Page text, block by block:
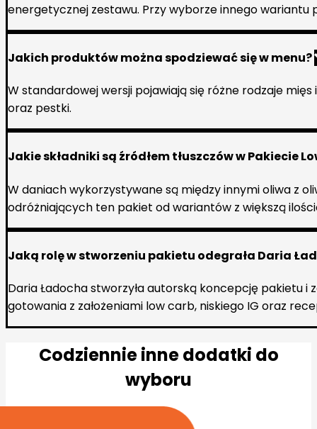
energetycznej zestawu. Przy wyborze innego wariantu
Jakich produktów można spodziewać się w menu?
W standardowej wersji pojawiają się różne rodzaje
oraz pestki.
Jakie składniki są źródłem tłuszczów w Pakiecie
W daniach wykorzystywane są między innymi oliwa z
odróżniających ten pakiet od wariantów z większą
Jaką rolę w stworzeniu pakietu odegrała Daria
Daria Ładocha stworzyła autorską koncepcję pakietu i
gotowania z założeniami low carb, niskiego IG oraz
Codziennie inne dodatki do
wyboru